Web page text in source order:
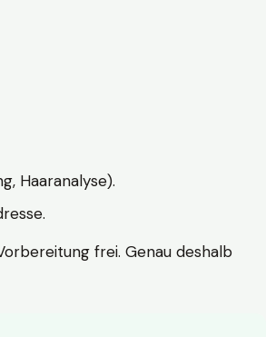
Haaranalyse).
frei. Genau deshalb